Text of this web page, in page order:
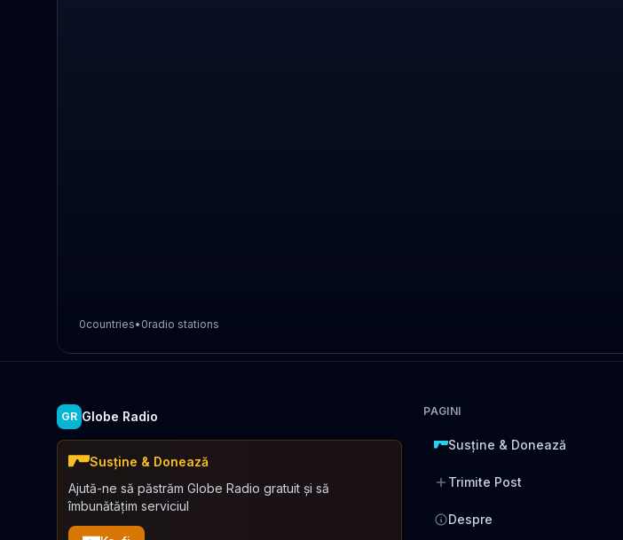
0countries• 0radio stations
GR Globe Radio
Susține & Donează
Ajută-ne să păstrăm Globe Radio gratuit și să
îmbunătățim serviciul
PAGINI
Susține & Donează
Trimite Post
Despre